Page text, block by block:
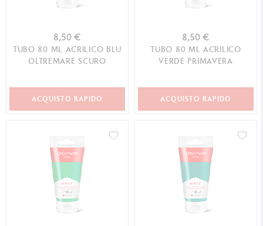
8,50 €
TUBO 80 ML ACRILICO BLU
OLTREMARE SCURO
ACQUISTO RAPIDO
8,50 €
TUBO 80 ML ACRILICO
VERDE PRIMAVERA
ACQUISTO RAPIDO